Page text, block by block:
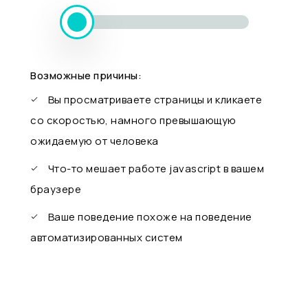
Возможные причины:
Вы просматриваете страницы и кликаете
со скоростью, намного превышающую
ожидаемую от человека
Что-то мешает работе javascript в вашем
браузере
Ваше поведение похоже на поведение
автоматизированных систем